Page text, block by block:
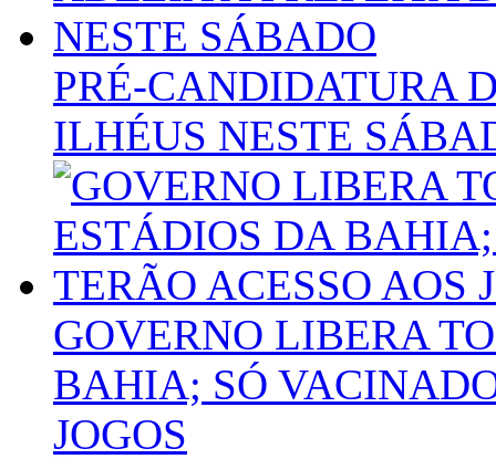
PRÉ-CANDIDATURA
ILHÉUS NESTE
GOVERNO LIBERA
BAHIA; SÓ
JOGOS